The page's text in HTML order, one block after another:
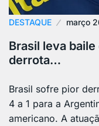
DESTAQUE março
Brasil leva
derrota…
Brasil sofre pior
4 a 1 para a
americano. A